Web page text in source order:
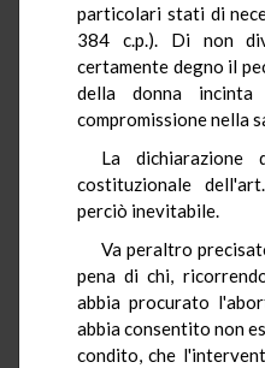
particolari stati di
384 c.p.). Di non
certamente degno il
della donna
compromissione nella
La dichiarazione
costituzionale
perciò inevitabile.
Va peraltro
pena di chi,
abbia procurato
abbia consentito non
condito, che